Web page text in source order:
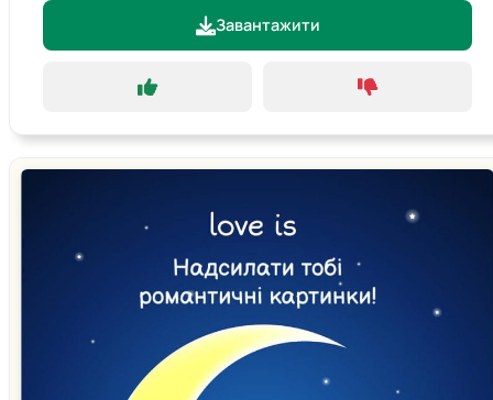
Завантажити